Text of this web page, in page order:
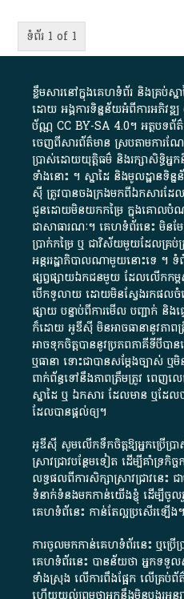
ទំព័រ 1 of 1
ខ្លឹមសារ​នៅ​ក្នុង​គេហទំព័រ និង​គ្រប់​ស្
ដោយ​ អង្គការ​ទិន្នន័យ​អំពី​ការអភិវឌ្ឍ​​
ប័ណ្ណ​CC BY-SA 4.0។​ អត្ថបទ​ព័
ចេញពី​សារព័ត៌មាន ស្របតាមការ​ណ
ប្រាស់​ដោយ​យុត្តិធម៌​ និង​រក្សាសិទ្ធិអ្ន
ទាំង​នោះ​ ។​ ស្នាដៃ​ និង​មូលដ្ឋាន​ទិ
ស៊ី​ ត្រូវ​បាន​ចងក្រង​មក​ពី​ឯកសារ​ដែ
ជូន​ដោយ​មិន​យក​កម្រៃ​ ក្នុង​គោលបំណ
ជា​សាធារណៈ​។​ គេហទំព័រ​នេះ​ មិនមែន​
ប្រាក់​កម្រៃ​ ឬ​ ជា​វិស័យ​មួយ​ដែល​គ្រប់គ្
អន្តររដ្ឋាភិបាល​ណាមួយ​នោះ​ទេ ​។​ ទំ
ផ្សព្វផ្សាយ​ឯកជន​មួយ​ ដែល​លើក
បើក​ទូលាយ​ ដោយ​មិនស្វែង​រក​ផល​
ផ្សាយ​ បន្ទាប់​ពី​ការ​មើល​ បញ្ជាក់​ និ
ក៏​ដោយ​ អូ​ឌី​ស៊ី​ មិន​អាច​ធានា​នូវ​ភាព​
អាច​ទុកចិត្ត​បាននូវ​ប្រភព​ភាគី​ទី​បី​បា
ឬ​ធានា​ ទោះជា​បាន​សម្តែង​ច្បាស់​ ឬ​
ពាក់ព័ន្ធ​ទៅ​នឹង​ភាព​ត្រឹមត្រូវ​ ពេញ
ស្នាដៃ​ ឬ​ ឯកសារ​ ដែល​មាន​ ឬ​ដ
ដែល​បាន​ផ្តល់​ឲ្យ​។
អូឌីស៊ី សូមលើកទឹកចិត្តឱ្យអ្នកប្រើប្រា
ស្រាវជ្រាវបន្ថែមទៀត ដើម្បីគាំទ្រកិ
លទ្ធផលពីការសិក្សាស្រាវជ្រាវនេះ
ទំនាក់ទំនងមកកាន់យើងខ្ញុំ ដើម្បីចូ
គេហទំព័នេះ កាន់តែល្អប្រសើរឡើង។
ការចូលមកកាន់គេហទំព័រនេះ ឬប្រ
គេហទំព័រនេះ បានន័យថា អ្នកទទួល
ទាំងស្រុង លើការពឹងផ្អែក លើគ្រប់